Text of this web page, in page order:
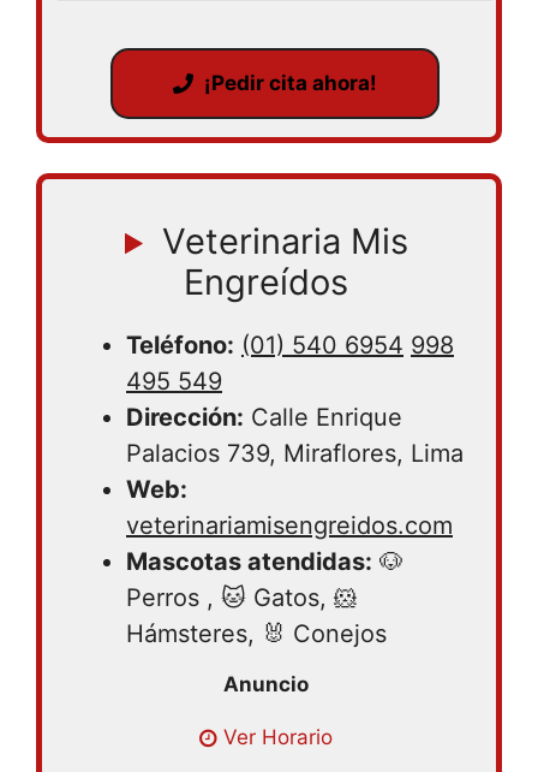
¡Pedir cita ahora!
Veterinaria Mis
Engreídos
Teléfono: (01) 540 6954 998
495 549
Dirección: Calle Enrique
Palacios 739, Miraflores, Lima
Web:
veterinariamisengreidos.com
Mascotas atendidas: 🐶
Perros , 🐱 Gatos, 🐹
Hámsteres, 🐰 Conejos
Lunes 09:30AM – 07:00PM | Martes
Ver Horario